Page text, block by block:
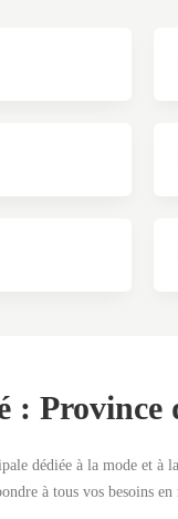
: Province
dédiée à la mode et
à tous vos besoins